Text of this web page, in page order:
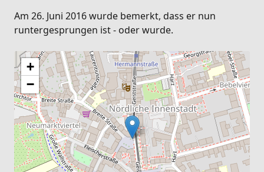
Am 26. Juni 2016 wurde bemerkt, dass er nun
runtergesprungen ist - oder wurde.
+
−